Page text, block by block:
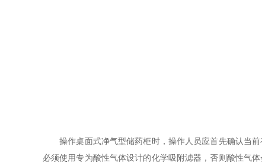
操作桌面式净气型储药柜时，操作人员应首先确认当前
必须使用专为酸性气体设计的化学吸附滤器，否则酸性气